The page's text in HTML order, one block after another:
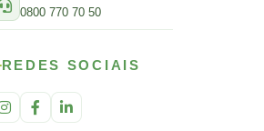
0800 770 70 50
REDES SOCIAIS